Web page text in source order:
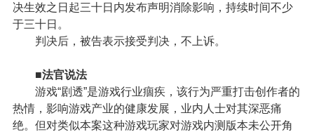
决生效之日起三十日内发布声明消除影响，持续时间不少
于三十日。
判决后，被告表示接受判决，不上诉。
■法官说法
游戏“剧透”是游戏行业痼疾，该行为严重打击创作者的
热情，影响游戏产业的健康发展，业内人士对其深恶痛
绝。但对类似本案这种游戏玩家对游戏内测版本未公开角